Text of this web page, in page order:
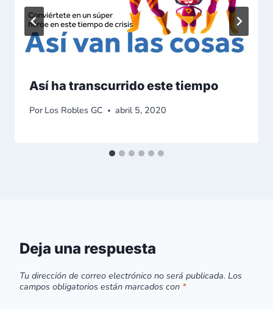
Así ha transcurrido este tiempo
Por Los Robles GC abril 5, 2020
Deja una respuesta
Tu dirección de correo electrónico no será publicada. Los
campos obligatorios están marcados con *